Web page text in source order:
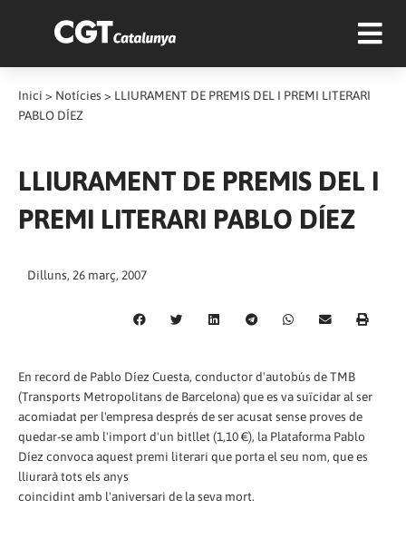
Inici > Notícies > LLIURAMENT DE PREMIS DEL I PREMI LITERARI
PABLO DÍEZ
LLIURAMENT DE PREMIS DEL I
PREMI LITERARI PABLO DÍEZ
Dilluns, 26 març, 2007
En record de Pablo Díez Cuesta, conductor d'autobús de TMB
(Transports Metropolitans de Barcelona) que es va suïcidar al ser
acomiadat per l'empresa després de ser acusat sense proves de
quedar-se amb l'import d'un bitllet (1,10 €), la Plataforma Pablo
Díez convoca aquest premi literari que porta el seu nom, que es
lliurarà tots els anys
coincidint amb l'aniversari de la seva mort.